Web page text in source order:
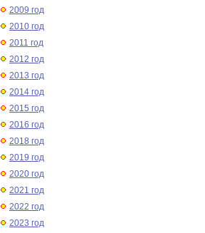
2009 год
2010 год
2011 год
2012 год
2013 год
2014 год
2015 год
2016 год
2018 год
2019 год
2020 год
2021 год
2022 год
2023 год